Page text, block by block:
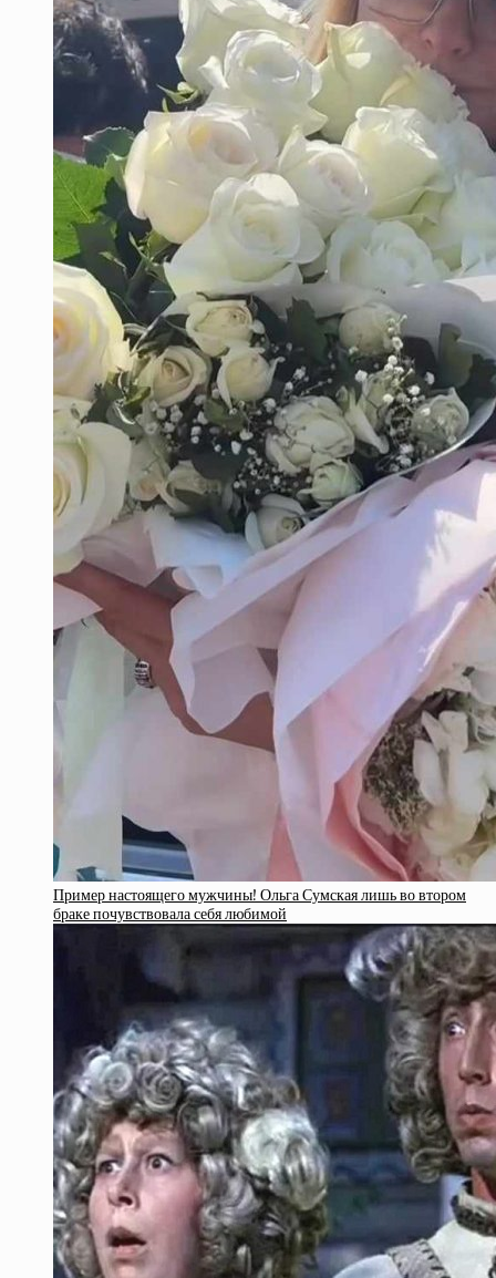
Пример настоящего мужчины! Ольга Сумская лишь во втором
браке почувствовала себя любимой